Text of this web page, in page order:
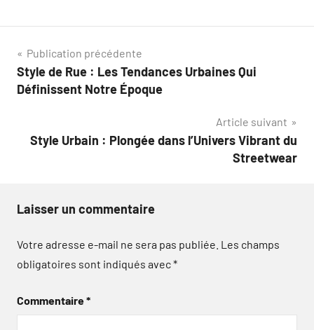
Navigation
de
Publication précédente
Style de Rue : Les Tendances Urbaines Qui
Définissent Notre Époque
Article suivant
Style Urbain : Plongée dans l’Univers Vibrant du
Streetwear
Laisser un commentaire
Votre adresse e-mail ne sera pas publiée. Les champs
obligatoires sont indiqués avec*
Commentaire*